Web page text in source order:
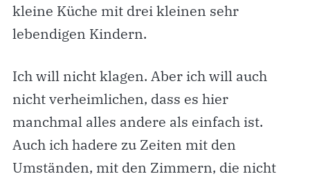
kleine Küche mit drei kleinen sehr
lebendigen Kindern.
Ich will nicht klagen. Aber ich will auch
nicht verheimlichen, dass es hier
manchmal alles andere als einfach ist.
Auch ich hadere zu Zeiten mit den
Umständen, mit den Zimmern, die nicht